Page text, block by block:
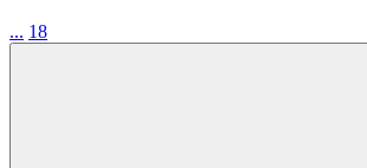
... 18